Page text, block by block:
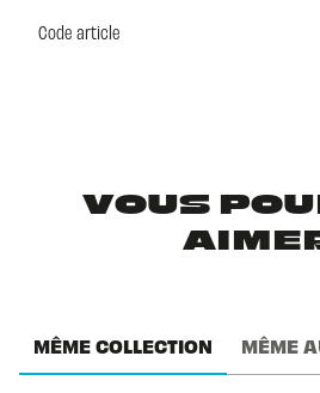
Code article
VOUS
MÊME COLLECTION MÊME